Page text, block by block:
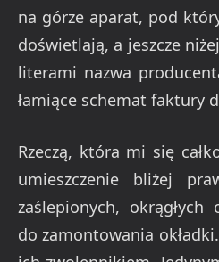
na górze aparat, pod
doświetlają, a jeszcze
literami nazwa
łamiące schemat faktury
Rzeczą, która mi się
umieszczenie bliżej
zaślepionych, okrągłych
do zamontowania